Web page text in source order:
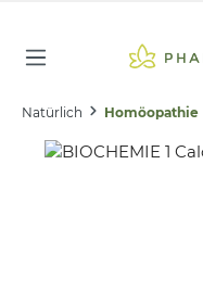
Natürlich Homöopathie